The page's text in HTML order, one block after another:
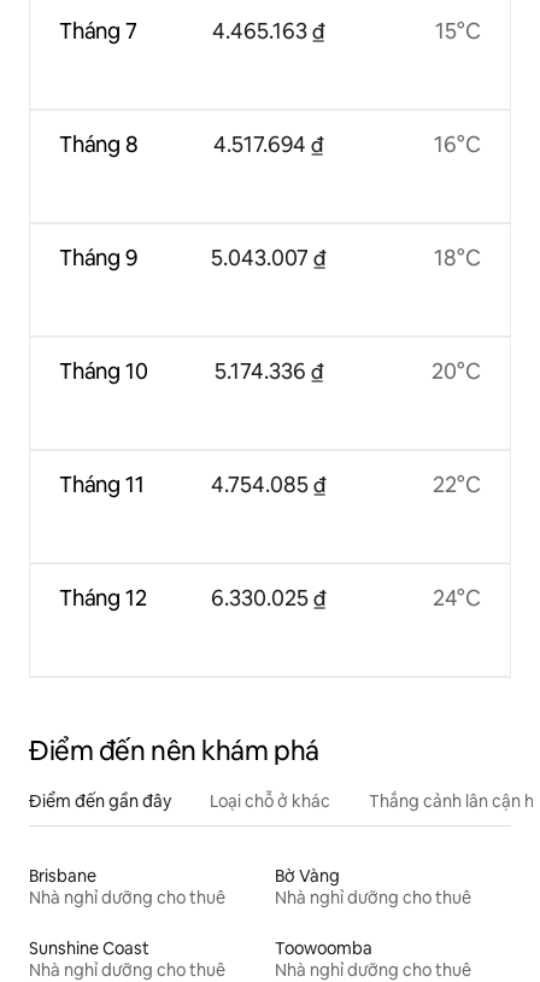
Tháng 7
Tháng 8
Tháng 9
Tháng 10
Tháng 11
Tháng 12
4.465.163 ₫
4.517.694 ₫
5.043.007 ₫
5.174.336 ₫
4.754.085 ₫
6.330.025 ₫
15°C
16°C
18°C
20°C
22°C
24°C
Điểm đến nên khám phá
Điểm đến gần đây Loại chỗ ở khác Thắng cảnh lân cận
Brisbane
Nhà nghỉ dưỡng cho thuê
Bờ Vàng
Nhà nghỉ dưỡng cho thuê
Sunshine Coast
Nhà nghỉ dưỡng cho thuê
Toowoomba
Nhà nghỉ dưỡng cho thuê